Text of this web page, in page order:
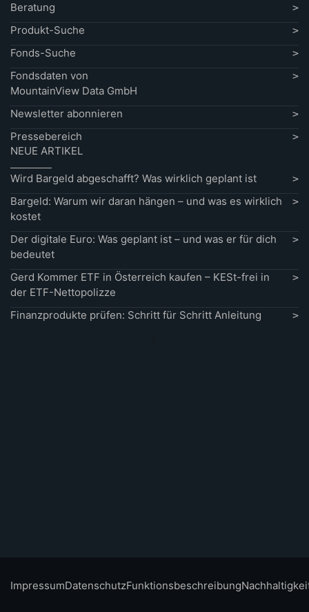
Beratung
Produkt-Suche
Fonds-Suche
Fondsdaten von
MountainView Data GmbH
Newsletter abonnieren
Pressebereich
NEUE ARTIKEL
Wird Bargeld abgeschafft? Was wirklich geplant ist
Bargeld: Warum wir daran hängen – und was es wirklich
kostet
Der digitale Euro: Was geplant ist – und was er für dich
bedeutet
Gerd Kommer ETF in Österreich kaufen – KESt-frei in
der ETF-Nettopolizze
Finanzprodukte prüfen: Schritt für Schritt Anleitung
ImpressumDatenschutzFunktionsbeschreibung